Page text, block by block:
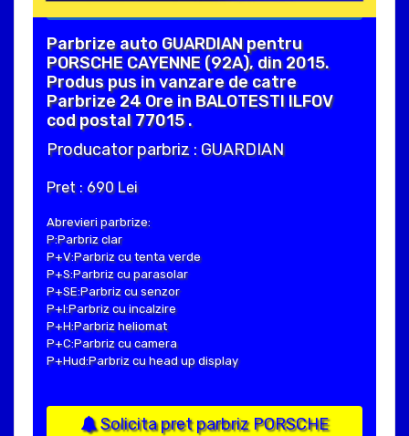
Parbrize auto GUARDIAN pentru
PORSCHE CAYENNE (92A), din 2015.
Produs pus in vanzare de catre
Parbrize 24 Ore in BALOTESTI ILFOV
cod postal 77015 .
Producator parbriz : GUARDIAN
Pret : 690 Lei
Abrevieri parbrize:
P:Parbriz clar
P+V:Parbriz cu tenta verde
P+S:Parbriz cu parasolar
P+SE:Parbriz cu senzor
P+I:Parbriz cu incalzire
P+H:Parbriz heliomat
P+C:Parbriz cu camera
P+Hud:Parbriz cu head up display
Solicita pret parbriz PORSCHE